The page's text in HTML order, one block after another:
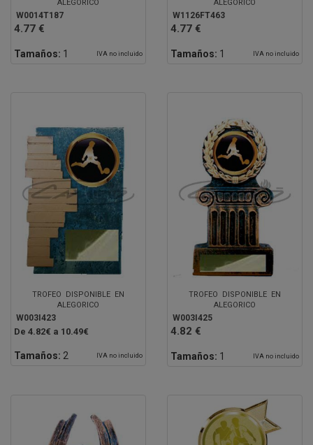
ALEGORICO
W0014T187
4.77 €
Tamaños: 1 IVA no incluido
ALEGORICO
W1126FT463
4.77 €
Tamaños: 1 IVA no incluido
TROFEO DISPONIBLE EN
ALEGORICO
W003I423
De 4.82€ a 10.49€
Tamaños: 2 IVA no incluido
TROFEO DISPONIBLE EN
ALEGORICO
W003I425
4.82 €
Tamaños: 1 IVA no incluido